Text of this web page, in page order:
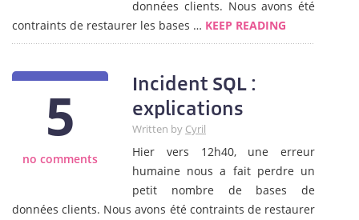
données clients. Nous avons été
contraints de restaurer les bases … KEEP READING
5
no comments
Incident SQL :
explications
Written by Cyril
Hier vers 12h40, une erreur
humaine nous a fait perdre un
petit nombre de bases de
données clients. Nous avons été contraints de restaurer